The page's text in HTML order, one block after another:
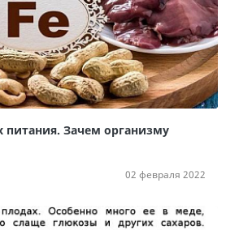
питания. Зачем организму
02 февраля 2022